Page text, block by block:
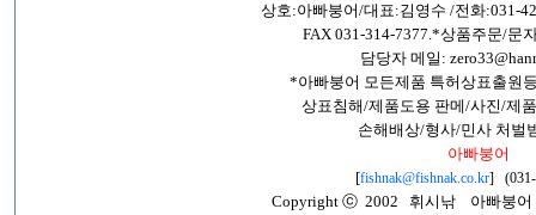
상호:아빠붕어/대표:김영수 /전화:031-
FAX 031-314-7377.*상품주문/문
담당자 메일:
*아빠붕어 모든제품 특허상표출원
상표침해/제품도용 판메/사진/제
손해배상/형사/민사 처벌
아빠붕어
[fishnak@fishnak.co.kr] (031-
Copyright ⓒ 2002 휘시낚 아빠붕어